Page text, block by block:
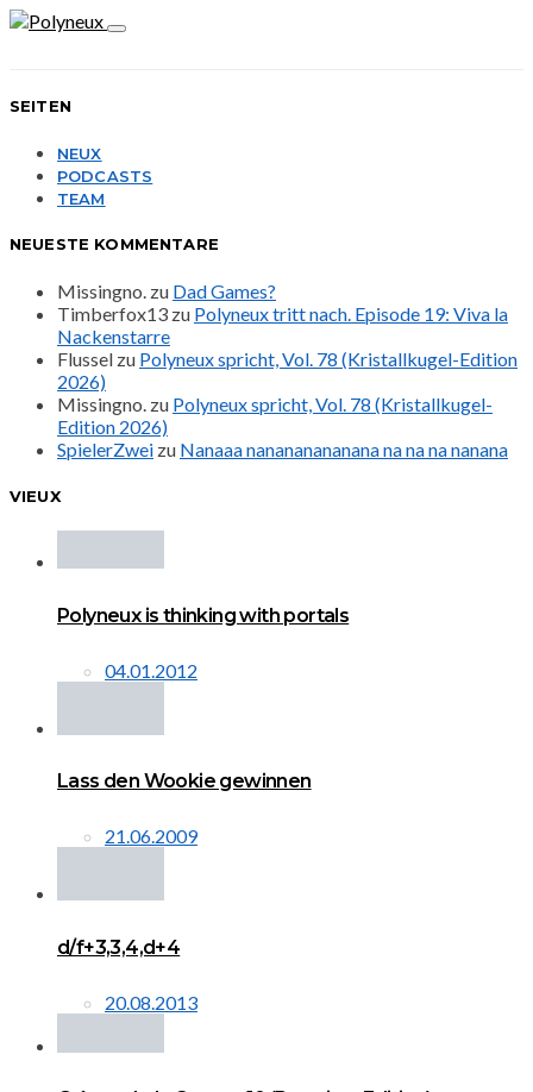
SEITEN
NEUX
PODCASTS
TEAM
NEUESTE KOMMENTARE
Missingno. zu Dad Games?
Timberfox13 zu Polyneux tritt nach. Episode 19: Viva la
Nackenstarre
Flussel zu Polyneux spricht, Vol. 78 (Kristallkugel-Edition
2026)
Missingno. zu Polyneux spricht, Vol. 78 (Kristallkugel-
Edition 2026)
SpielerZwei zu Nanaaa nanananananana na na na nanana
VIEUX
Polyneux is thinking with portals
04.01.2012
Lass den Wookie gewinnen
21.06.2009
d/f+3,3,4,d+4
20.08.2013